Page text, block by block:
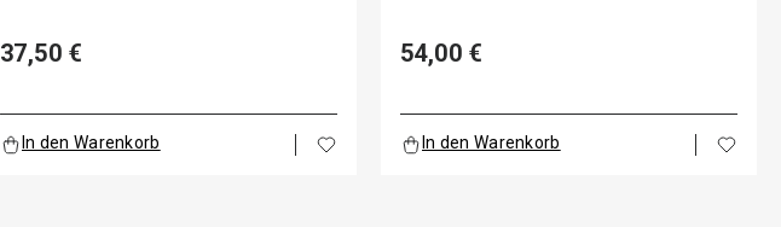
37,50 €
In den Warenkorb
54,00 €
In den Warenkorb